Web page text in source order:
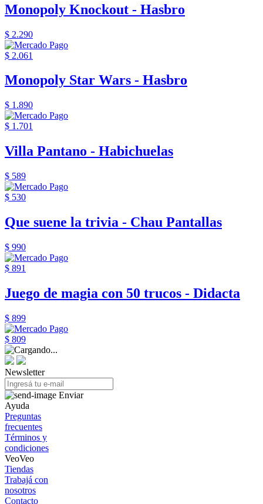
Monopoly Knockout - Hasbro
$ 2.290
$ 2.061
Monopoly Star Wars - Hasbro
$ 1.890
$ 1.701
Villa Pantano - Habichuelas
$ 589
$ 530
Que suene la trivia - Chau Pantallas
$ 990
$ 891
Juego de magia con 50 trucos - Didacta
$ 899
$ 809
Newsletter
Enviar
Ayuda
Preguntas
frecuentes
Términos y
condiciones
VeoVeo
Tiendas
Trabajá con
nosotros
Contacto